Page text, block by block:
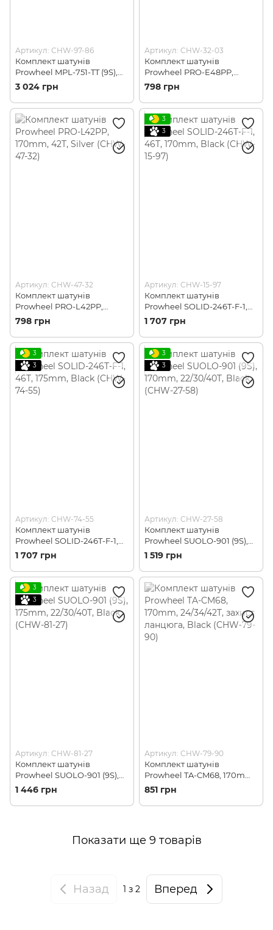
Артикул: CHW-97-86
Комплект шатунів
Prowheel MPL-751-TT (9S),
175mm, 48/36т, Black (CHW-
3 024 грн
Артикул: CHW-32-03
Комплект шатунів
Prowheel PRO-E48PP,
170mm, 48T, захист
ланцюга пластиковий,
подвійний, Silver (CHW-32-
03)
798 грн
Артикул: CHW-47-32
Комплект шатунів
Prowheel PRO-L42PP,
170mm, 42T, Silver (CHW-
798 грн
3
3
Артикул: CHW-15-97
Комплект шатунів
Prowheel SOLID-246T-F-1,
46T, 170mm, Black (CHW-15-
1 707 грн
3
3
Артикул: CHW-74-55
Комплект шатунів
Prowheel SOLID-246T-F-1,
46T, 175mm, Black (CHW-
1 707 грн
3
3
Артикул: CHW-27-58
Комплект шатунів
Prowheel SUOLO-901 (9S),
170mm, 22/30/40T, Black
(CHW-27-58)
1 519 грн
3
3
Артикул: CHW-81-27
Комплект шатунів
Prowheel SUOLO-901 (9S),
175mm, 22/30/40T, Black
(CHW-81-27)
1 446 грн
Артикул: CHW-79-90
Комплект шатунів
Prowheel TA-CM68, 170mm,
24/34/42T, захист ланцюга,
Black (CHW-79-90)
851 грн
Показати ще 9 товарів
Назад 1 з 2 Вперед